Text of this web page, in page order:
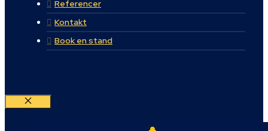
Referencer
Kontakt
Book en stand
Luk